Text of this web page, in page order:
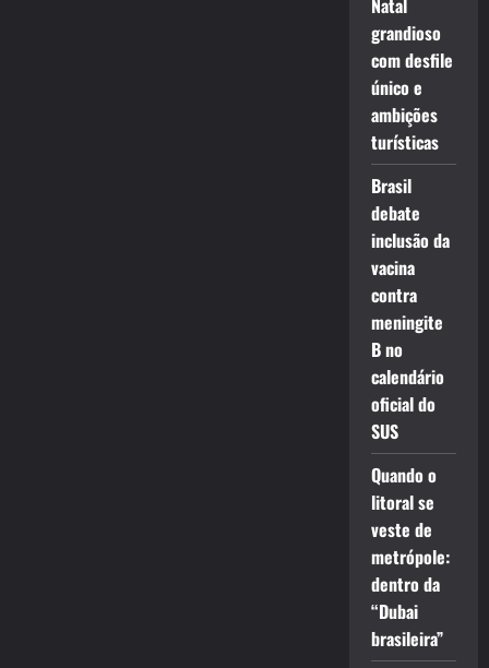
Natal
grandioso
com desfile
único e
ambições
turísticas
Brasil
debate
inclusão da
vacina
contra
meningite
B no
calendário
oficial do
SUS
Quando o
litoral se
veste de
metrópole:
dentro da
“Dubai
brasileira”